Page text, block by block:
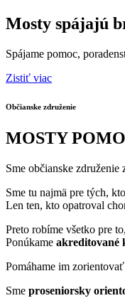
Mosty spájajú
Spájame pomoc,
Zistiť viac
Občianske združenie
MOSTY
Sme občianske
Sme tu najmä pre tých,
Len ten, kto opatroval
Preto robíme všetko pre
Ponúkame akreditované
Pomáhame im
Sme proseniorsky